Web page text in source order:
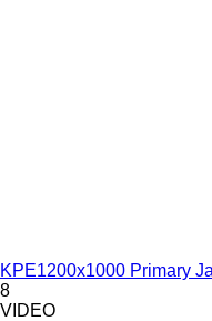
KPE1200x1000 Primary
8
VIDEO